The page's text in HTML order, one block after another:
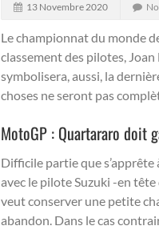
13 Novembre 2020
Le championnat du monde
classement des pilotes,
symbolisera, aussi, la
choses ne seront pas
MotoGP : Quartararo doit
Difficile partie que
avec le pilote Suzuki -en
veut conserver une petite
abandon. Dans le cas